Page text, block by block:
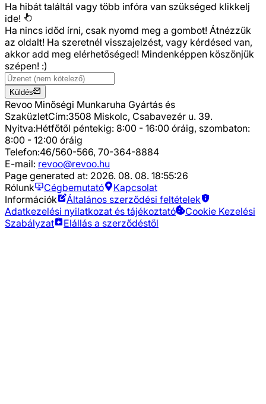
Ha hibát találtál vagy több infóra van szükséged klikkelj
ide!
Ha nincs időd írni, csak nyomd meg a gombot! Átnézzük
az oldalt! Ha szeretnél visszajelzést, vagy kérdésed van,
akkor add meg elérhetőséged! Mindenképpen köszönjük
szépen! :)
Küldés
Revoo Minőségi Munkaruha Gyártás és
SzaküzletCím:3508 Miskolc, Csabavezér u. 39.
Nyitva:Hétfőtől péntekig: 8:00 - 16:00 óráig, szombaton:
8:00 - 12:00 óráig
Telefon:46/560-566, 70-364-8884
E-mail: revoo@revoo.hu
Page generated at: 2026. 08. 08. 18:55:26
Rólunk
Cégbemutató
Kapcsolat
Információk
Általános szerződési feltételek
Adatkezelési nyilatkozat és tájékoztató
Cookie Kezelési
Szabályzat
Elállás a szerződéstől